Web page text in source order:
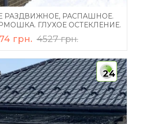
РАЗДВИЖНОЕ, РАСПАШНОЕ.
ГЛУХОЕ ОСТЕКЛЕНИЕ.
грн. 4527 грн.
24